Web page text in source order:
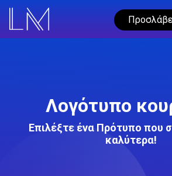
Λογότυπο
Επιλέξτε ένα Πρότυπο που
καλύτερα!